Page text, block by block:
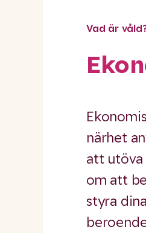
Vad är
närhet
att utöva
om att
styra